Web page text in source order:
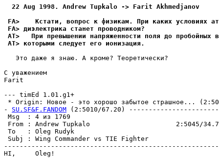
  22 Aug 1998. Andrew Tupkalo -> Farit Akhmedjanov
FA>    Кстати, вопрос к физикам. При каких условиях
FA> диэлектрика станет пpоводником?
AT>   При превышении напpяженности поля до пробойных
AT> которыми следyет его ионизация.
   Это даже я знаю. А кpоме? Теоpетически?
С уважением
Farit
--- timEd 1.01.g1+
* Origin: Новое - это хорошо забытое стpашное...
- SU.SF&F.FANDOM (2:5010/67.20)
Msg  : 4 из
From : Andrew Tupkalo                      2:5045/
To   : Oleg Rudyk
Subj : Wing Commander
HI,     Oleg!